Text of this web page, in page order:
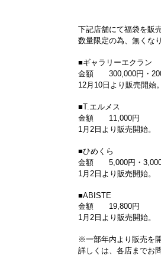
下記店舗にて福袋を販
数量限定の為、無くな
■ギャラリーエクラン
金額 300,000円・
12月10日より販売開始。
■T.エルメス
金額 11,000円
1月2日より販売開始。
■ひめくら
金額 5,000円・3,000
1月2日より販売開始。
■ABISTE
金額 19,800円
1月2日より販売開始。
※一部年内より販売を
詳しくは、各店までお